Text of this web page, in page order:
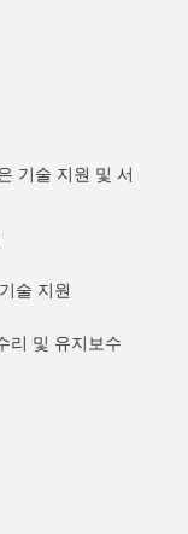
기술 지원 및 서
술 지원
리 및 유지보수